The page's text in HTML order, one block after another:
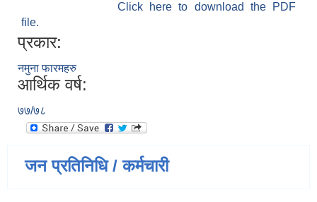
Click here to download the PDF
file.
प्रकार:
नमुना फारमहरु
आर्थिक वर्ष:
७७/७८
जन प्रतिनिधि / कर्मचारी